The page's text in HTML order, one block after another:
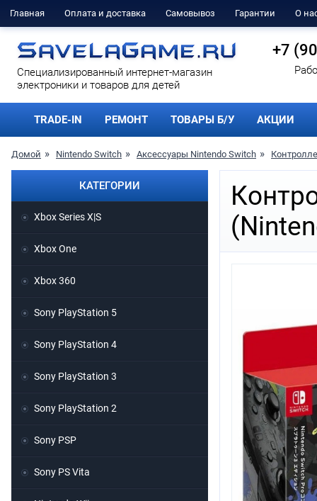
Главная Оплата и доставка Самовывоз Гарантии О
Cпециализированный интернет-магазин
электроники и товаров для детей
+7
TRADE-IN РЕМОНТ ТОВАРЫ Б/У АКЦИИ
Домой Nintendo Switch Аксессуары Nintendo Switch
КАТЕГОРИИ
Xbox Series X|S
Xbox One
Xbox 360
Sony PlayStation 5
Sony PlayStation 4
Sony PlayStation 3
Sony PlayStation 2
Sony PSP
Sony PS Vita